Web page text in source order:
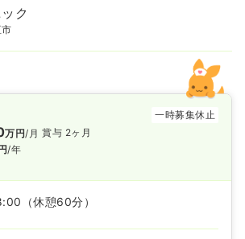
ク
一時募集休止
万円/月
/年
賞与 2ヶ月
（休憩60分）